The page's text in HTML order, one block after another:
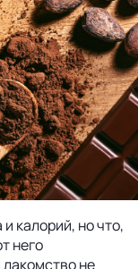
калорий, но что,
него
не